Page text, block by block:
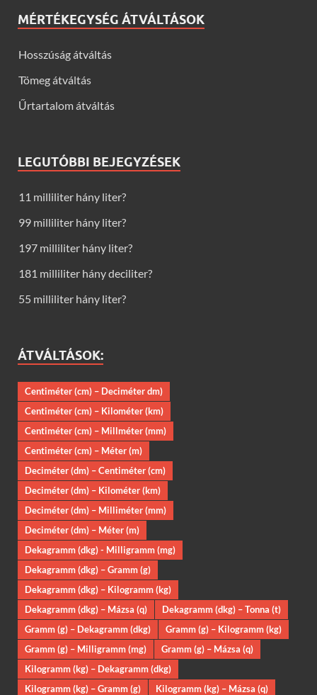
MÉRTÉKEGYSÉG ÁTVÁLTÁSOK
Hosszúság átváltás
Tömeg átváltás
Űrtartalom átváltás
LEGUTÓBBI BEJEGYZÉSEK
11 milliliter hány liter?
99 milliliter hány liter?
197 milliliter hány liter?
181 milliliter hány deciliter?
55 milliliter hány liter?
ÁTVÁLTÁSOK:
Centiméter (cm) – Deciméter dm)
Centiméter (cm) – Kilométer (km)
Centiméter (cm) – Millméter (mm)
Centiméter (cm) – Méter (m)
Deciméter (dm) – Centiméter (cm)
Deciméter (dm) – Kilométer (km)
Deciméter (dm) – Milliméter (mm)
Deciméter (dm) – Méter (m)
Dekagramm (dkg) - Milligramm (mg)
Dekagramm (dkg) – Gramm (g)
Dekagramm (dkg) – Kilogramm (kg)
Dekagramm (dkg) – Mázsa (q)
Dekagramm (dkg) – Tonna (t)
Gramm (g) – Dekagramm (dkg)
Gramm (g) – Kilogramm (kg)
Gramm (g) – Milligramm (mg)
Gramm (g) – Mázsa (q)
Kilogramm (kg) – Dekagramm (dkg)
Kilogramm (kg) – Gramm (g)
Kilogramm (kg) – Mázsa (q)